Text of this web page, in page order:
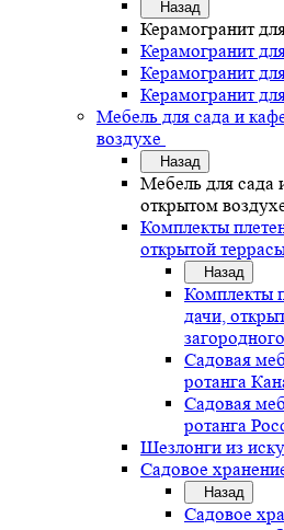
Назад
Керамогранит
Керамогранит
Керамогранит
Керамогранит
Мебель для сада и
воздухе
Назад
Мебель для сада
открытом
Комплекты
открытой
Назад
Комплекты
дачи,
Садовая
ротанга
Садовая
ротанга
Шезлонги из
Садовое
Назад
Садовое